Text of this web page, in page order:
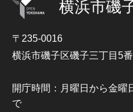
横浜市磯
〒235-0016
横浜市磯子区磯子三丁目5
開庁時間：月曜日から金曜
で